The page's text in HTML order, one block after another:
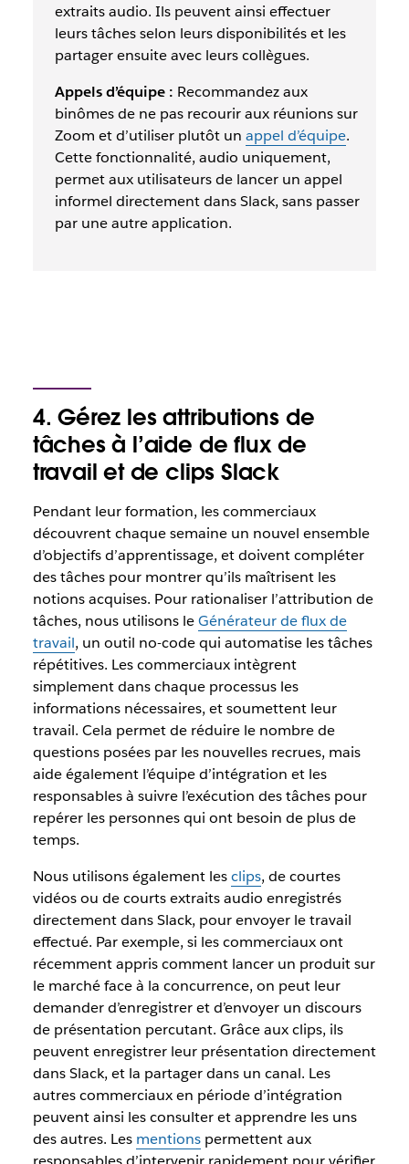
extraits audio. Ils peuvent ainsi effectuer
leurs tâches selon leurs disponibilités et les
partager ensuite avec leurs collègues.
Appels d’équipe : Recommandez aux
binômes de ne pas recourir aux réunions sur
Zoom et d’utiliser plutôt un appel d’équipe.
Cette fonctionnalité, audio uniquement,
permet aux utilisateurs de lancer un appel
informel directement dans Slack, sans passer
par une autre application.
4. Gérez les attributions de
tâches à l’aide de flux de
travail et de clips Slack
Pendant leur formation, les commerciaux
découvrent chaque semaine un nouvel ensemble
d’objectifs d’apprentissage, et doivent compléter
des tâches pour montrer qu’ils maîtrisent les
notions acquises. Pour rationaliser l’attribution de
tâches, nous utilisons leGénérateur de flux de
travail, un outil no-code qui automatise les tâches
répétitives. Les commerciaux intègrent
simplement dans chaque processus les
informations nécessaires, et soumettent leur
travail. Cela permet de réduire le nombre de
questions posées par les nouvelles recrues, mais
aide également l’équipe d’intégration et les
responsables à suivre l’exécution des tâches pour
repérer les personnes qui ont besoin de plus de
temps.
Nous utilisons également lesclips, de courtes
vidéos ou de courts extraits audio enregistrés
directement dans Slack, pour envoyer le travail
effectué. Par exemple, si les commerciaux ont
récemment appris comment lancer un produit sur
le marché face à la concurrence, on peut leur
demander d’enregistrer et d’envoyer un discours
de présentation percutant. Grâce aux clips, ils
peuvent enregistrer leur présentation directement
dans Slack, et la partager dans un canal. Les
autres commerciaux en période d’intégration
peuvent ainsi les consulter et apprendre les uns
des autres. Les mentionspermettent aux